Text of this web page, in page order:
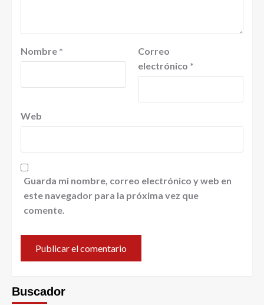
Nombre *
Correo
electrónico *
Web
Guarda mi nombre, correo electrónico y web en
este navegador para la próxima vez que
comente.
Buscador